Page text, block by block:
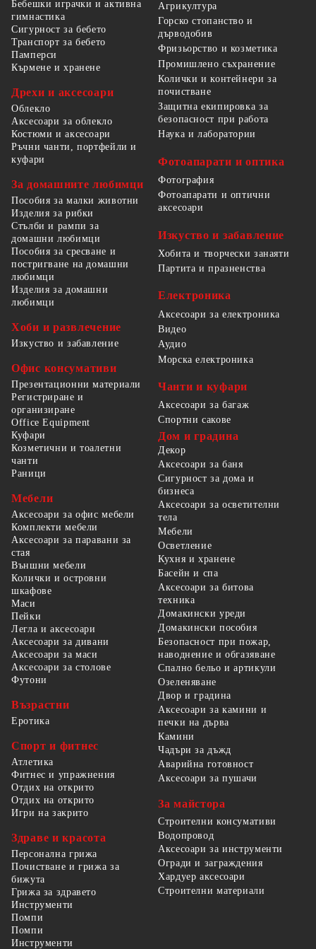
Бебешки играчки и активна
гимнастика
Сигурност за бебето
Транспорт за бебето
Памперси
Кърмене и хранене
Дрехи и аксесоари
Облекло
Аксесоари за облекло
Костюми и аксесоари
Ръчни чанти, портфейли и
куфари
За домашните любимци
Пособия за малки животни
Изделия за рибки
Стълби и рампи за
домашни любимци
Пособия за сресване и
постригване на домашни
любимци
Изделия за домашни
любимци
Хоби и развлечение
Изкуство и забавление
Офис консумативи
Презентационни материали
Регистриране и
организиране
Office Equipment
Агрикултура
Горско стопанство и
дърводобив
Фризьорство и козметика
Промишлено съхранение
Колички и контейнери за
почистване
Защитна екипировка за
безопасност при работа
Наука и лаборатории
Фотоапарати и оптика
Фотография
Фотоапарати и оптични
аксесоари
Изкуство и забавление
Хобита и творчески занаяти
Партита и празненства
Електроника
Аксесоари за електроника
Видео
Аудио
Морска електроника
Чанти и куфари
Аксесоари за багаж
Спортни сакове
Куфари
Козметични и тоалетни
чанти
Раници
Мебели
Аксесоари за офис мебели
Комплекти мебели
Аксесоари за паравани за
стая
Външни мебели
Колички и островни
шкафове
Маси
Пейки
Легла и аксесоари
Аксесоари за дивани
Аксесоари за маси
Аксесоари за столове
Футони
Възрастни
Еротика
Спорт и фитнес
Атлетика
Фитнес и упражнения
Отдих на открито
Отдих на открито
Игри на закрито
Здраве и красота
Персонална грижа
Почистване и грижа за
бижута
Грижа за здравето
Дом и градина
Декор
Аксесоари за баня
Сигурност за дома и
бизнеса
Аксесоари за осветителни
тела
Мебели
Осветление
Кухня и хранене
Басейн и спа
Аксесоари за битова
техника
Домакински уреди
Домакински пособия
Безопасност при пожар,
наводнение и обгазяване
Спално бельо и артикули
Озеленяване
Двор и градина
Аксесоари за камини и
печки на дърва
Камини
Чадъри за дъжд
Аварийна готовност
Аксесоари за пушачи
За майстора
Строителни консумативи
Водопровод
Аксесоари за инструменти
Огради и заграждения
Хардуер аксесоари
Строителни материали
Инструменти
Помпи
Помпи
Инструменти